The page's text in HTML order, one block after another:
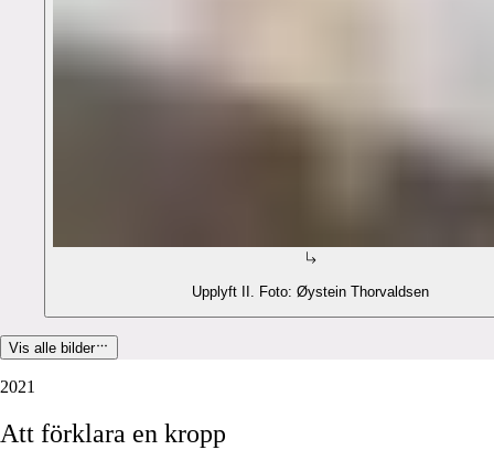
Upplyft II. Foto: Øystein Thorvaldsen
Vis alle bilder
2021
Att förklara en kropp